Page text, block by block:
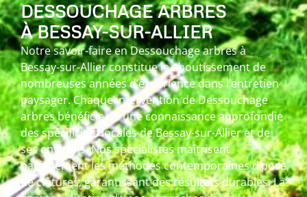
DESSOUCHAGE ARBRES
À BESSAY-SUR-ALLIER
Notre savoir-faire en Dessouchage arbres à
Bessay-sur-Allier constitue le aboutissement de
nombreuses années d’expérience dans l’entretien
paysager. Chaque intervention de Dessouchage
arbres bénéficie de une connaissance approfondie
des spécificités locales de Bessay-sur-Allier et de
ses environs. Nos spécialistes maîtrisent
parfaitement les méthodes contemporaines d’pose
de clôtures, garantissant des résultats durables. La